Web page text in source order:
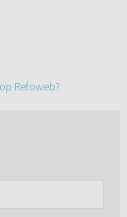
Refoweb?